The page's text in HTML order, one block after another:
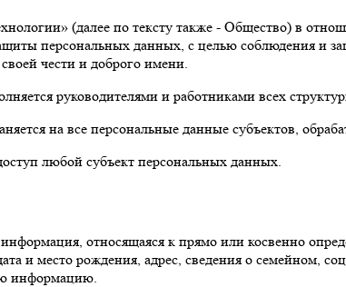
(далее по тексту также - Общество) в
персональных данных, с целью соблюдения и
чести и доброго имени.
руководителями и работниками всех
на все персональные данные субъектов,
любой субъект персональных данных.
относящаяся к прямо или косвенно
и место рождения, адрес, сведения о семейном,
информацию.